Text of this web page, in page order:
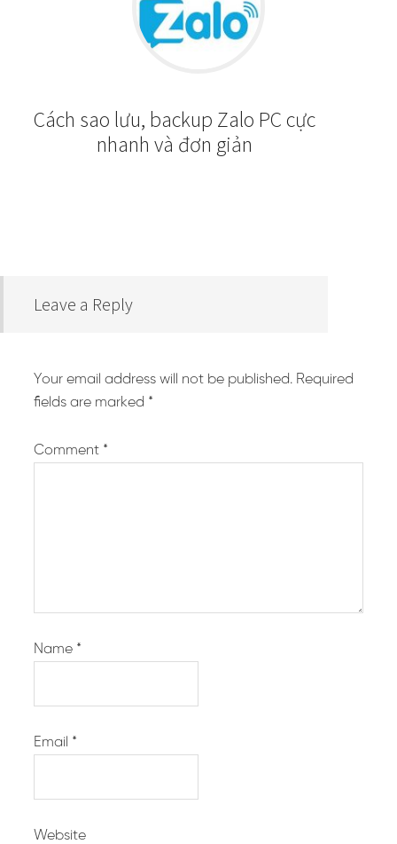
Cách sao lưu, backup Zalo PC cực
nhanh và đơn giản
Leave a Reply
Your email address will not be published. Required
fields are marked *
Comment *
Name *
Email *
Website